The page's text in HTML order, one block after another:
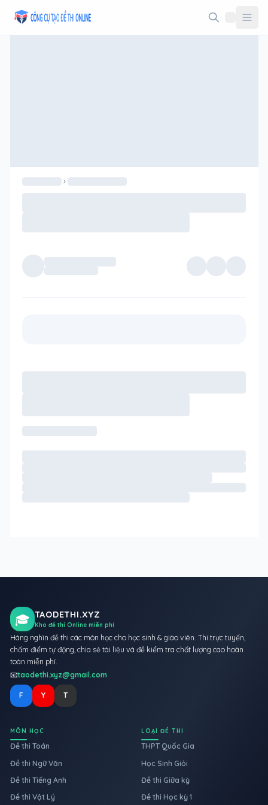
🎓 TAODETHI.XYZ
Kho đề thi Online miễn phí
Hàng nghìn đề thi các môn học cho học sinh & giáo viên. Thi trực tuyến,
chấm điểm tự động, chia sẻ tài liệu và đề kiểm tra chất lượng cao hoàn
toàn miễn phí.
📧taodethi.xyz@gmail.com
F Y T
MÔN HỌC
Đề thi Toán
Đề thi Ngữ Văn
Đề thi Tiếng Anh
Đề thi Vật Lý
LOẠI ĐỀ THI
THPT Quốc Gia
Học Sinh Giỏi
Đề thi Giữa kỳ
Đề thi Học kỳ 1